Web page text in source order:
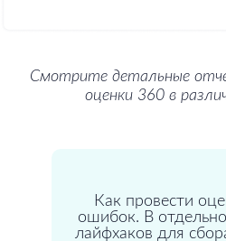
Смотрите детальные
оценки 360 в
Как провести
ошибок. В
лайфхаков для